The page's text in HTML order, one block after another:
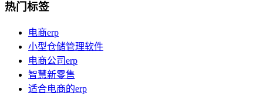
热门标签
电商erp
小型仓储管理软件
电商公司erp
智慧新零售
适合电商的erp